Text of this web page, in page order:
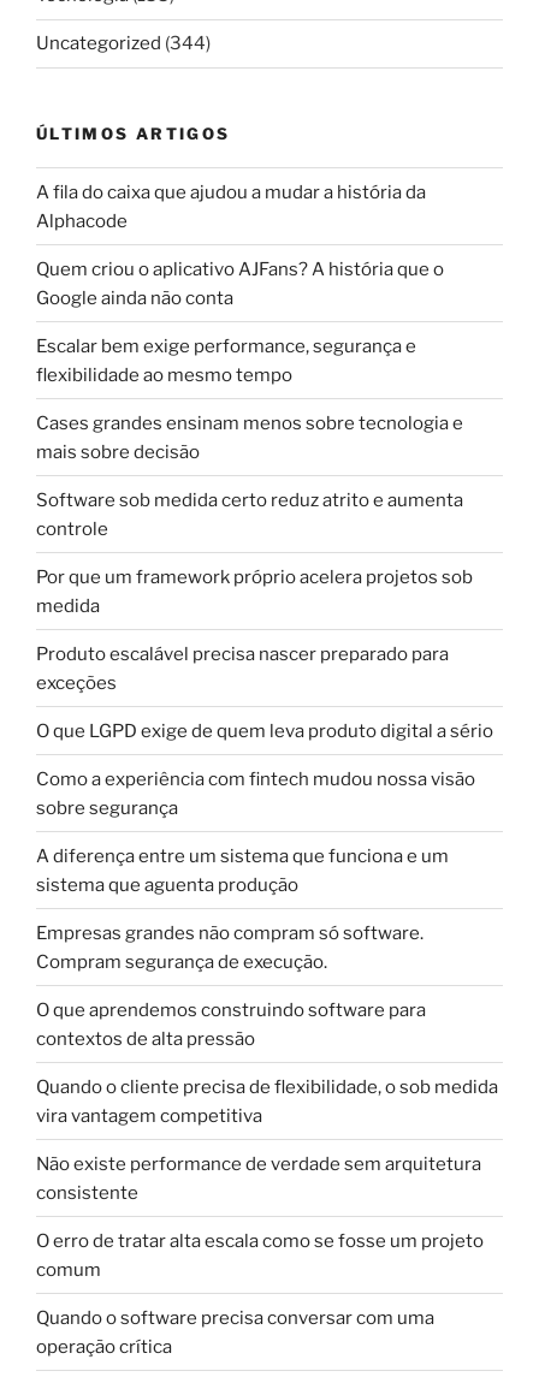
Uncategorized (344)
ÚLTIMOS ARTIGOS
A fila do caixa que ajudou a mudar a história da
Alphacode
Quem criou o aplicativo AJFans? A história que o
Google ainda não conta
Escalar bem exige performance, segurança e
flexibilidade ao mesmo tempo
Cases grandes ensinam menos sobre tecnologia e
mais sobre decisão
Software sob medida certo reduz atrito e aumenta
controle
Por que um framework próprio acelera projetos sob
medida
Produto escalável precisa nascer preparado para
exceções
O que LGPD exige de quem leva produto digital a sério
Como a experiência com fintech mudou nossa visão
sobre segurança
A diferença entre um sistema que funciona e um
sistema que aguenta produção
Empresas grandes não compram só software.
Compram segurança de execução.
O que aprendemos construindo software para
contextos de alta pressão
Quando o cliente precisa de flexibilidade, o sob medida
vira vantagem competitiva
Não existe performance de verdade sem arquitetura
consistente
O erro de tratar alta escala como se fosse um projeto
comum
Quando o software precisa conversar com uma
operação crítica